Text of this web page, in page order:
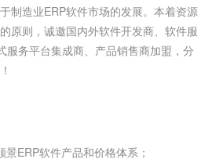
制造业ERP软件市场的发展。本着资源
原则，诚邀国内外软件开发商、软件服
服务平台集成商、产品销售商加盟，分
ERP软件产品和价格体系；